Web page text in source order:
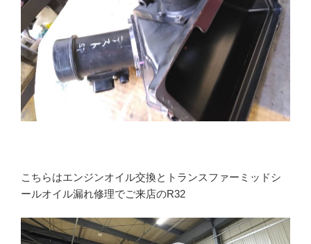
こちらはエンジンオイル交換とトランスファーミッドシ
ールオイル漏れ修理でご来店のR32